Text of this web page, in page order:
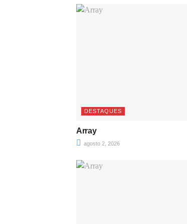
DESTAQUES
Array
agosto 2, 2026